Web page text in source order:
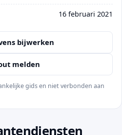
16 februari 2021
bijwerken
melden
gids en niet verbonden aan